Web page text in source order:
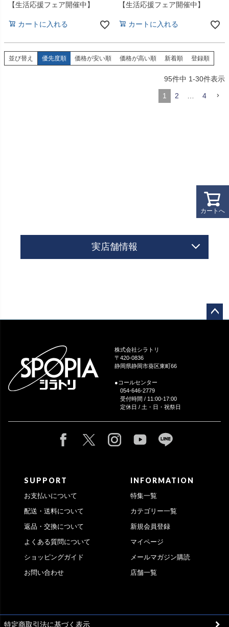
【生活応援フェア開催中】
カートに入れる
【生活応援フェア開催中】
カートに入れる
並び替え 優先度順 価格が安い順 価格が高い順 新着順 登録順
95件中 1-30件表示
1 2 4
カートへ
実店舗情報
株式会社シラトリ
〒420-0836
静岡県静岡市葵区東町66
●コールセンター
054-646-2779
受付時間 / 11:00-17:00
定休日 / 土・日・祝祭日
SUPPORT
お支払いについて
配送・送料について
返品・交換について
よくある質問について
ショッピングガイド
お問い合わせ
INFORMATION
特集一覧
カテゴリー一覧
新規会員登録
マイページ
メールマガジン購読
店舗一覧
特定商取引法に基づく表示